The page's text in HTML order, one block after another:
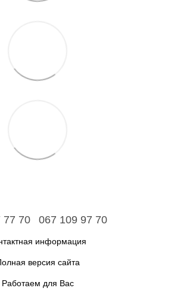
77 70 067 109 97 70
информация
версия сайта
Работаем для Вас